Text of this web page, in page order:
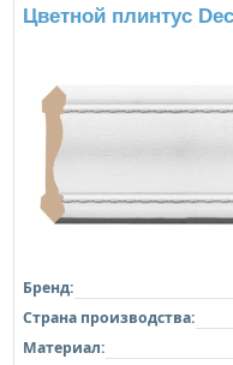
Цветной плинтус
Бренд:
Страна производства:
Материал: